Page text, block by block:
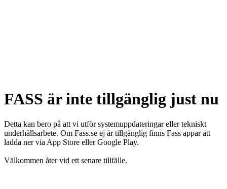
FASS är inte tillgänglig just nu
Detta kan bero på att vi utför systemuppdateringar eller tekniskt
underhållsarbete. Om Fass.se ej är tillgänglig finns Fass appar att
ladda ner via App Store eller Google Play.
Välkommen åter vid ett senare tillfälle.